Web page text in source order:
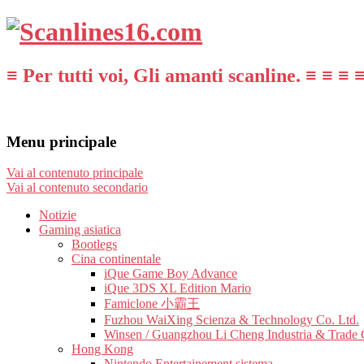
≡ Per tutti voi, Gli amanti scanline. ≡ ≡ ≡ ≡
Menu principale
Vai al contenuto principale
Vai al contenuto secondario
Notizie
Gaming asiatica
Bootlegs
Cina continentale
iQue Game Boy Advance
iQue 3DS XL Edition Mario
Famiclone 小霸王
Fuzhou WaiXing Scienza & Technology Co. Ltd.
Winsen / Guangzhou Li Cheng Industria & Trade
Hong Kong